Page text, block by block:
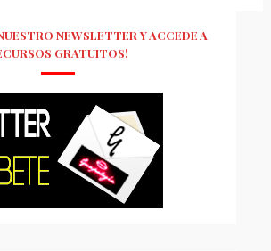
NEWSLETTER Y ACCEDE A
GRATUITOS!